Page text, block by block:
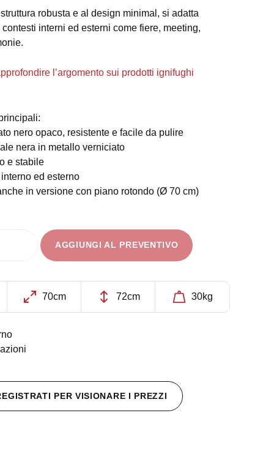
robusta e al design minimal, si adatta
interni ed esterni come fiere, meeting,
l’argomento sui prodotti ignifughi
nero opaco, resistente e facile da pulire
nera in metallo verniciato
e stabile
ed esterno
in versione con piano rotondo (Ø 70 cm)
AGGIUNGI AL PREVENTIVO
70cm 72cm 30kg
PER VISIONARE I PREZZI